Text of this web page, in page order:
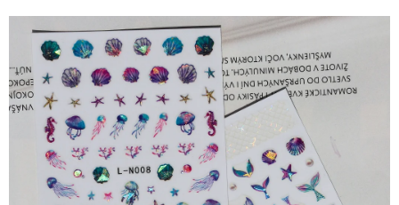
hodnotenie
produktu
je
0,0
z
hviezdičiek.